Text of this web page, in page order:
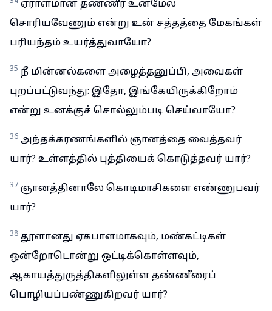
ஏராளமான தண்ணீர் உன்மேல்
சொரியவேணும் என்று உன் சத்தத்தை மேகங்கள்
பரியந்தம் உயர்த்துவாயோ?
35 நீ மின்னல்களை அழைத்தனுப்பி, அவைகள்
புறப்பட்டுவந்து: இதோ, இங்கேயிருக்கிறோம்
என்று உனக்குச் சொல்லும்படி செய்வாயோ?
36 அந்தக்கரணங்களில் ஞானத்தை வைத்தவர்
யார்? உள்ளத்தில் புத்தியைக் கொடுத்தவர் யார்?
37 ஞானத்தினாலே கொடிமாசிகளை எண்ணுபவர்
யார்?
38 தூளானது ஏகபாளமாகவும், மண்கட்டிகள்
ஒன்றோடொன்று ஒட்டிக்கொள்ளவும்,
ஆகாயத்துருத்திகளிலுள்ள தண்ணீரைப்
பொழியப்பண்ணுகிறவர் யார்?